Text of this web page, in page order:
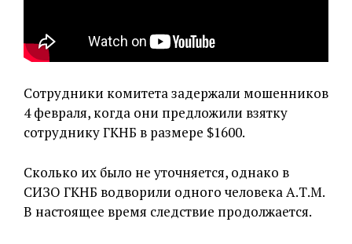
Сотрудники комитета задержали мошенников
4 февраля, когда они предложили взятку
сотруднику ГКНБ в размере $1600.
Сколько их было не уточняется, однако в
СИЗО ГКНБ водворили одного человека А.Т.М.
В настоящее время следствие продолжается.